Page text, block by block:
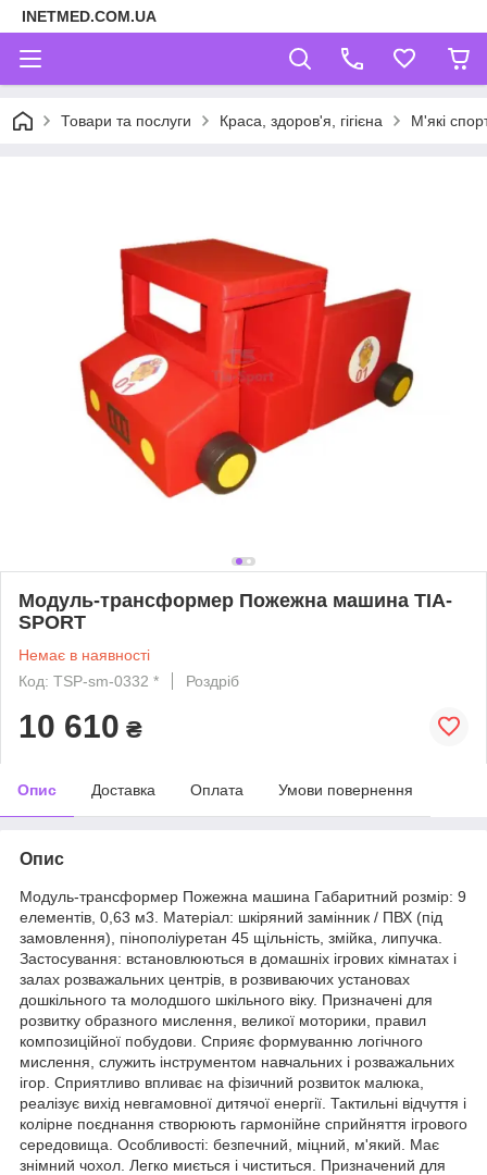
INETMED.COM.UA
Товари та послуги Краса, здоров'я, гігієна М'які
Модуль-трансформер Пожежна машина TIA-
SPORT
Немає в наявності
Код: TSP-sm-0332 *
Роздріб
10 610 ₴
Опис Доставка Оплата Умови повернення
Опис
Модуль-трансформер Пожежна машина Габаритний розмір: 9
елементів, 0,63 м3. Матеріал: шкіряний замінник / ПВХ (під
замовлення), пінополіуретан 45 щільність, змійка, липучка.
Застосування: встановлюються в домашніх ігрових кімнатах і
залах розважальних центрів, в розвиваючих установах
дошкільного та молодшого шкільного віку. Призначені для
розвитку образного мислення, великої моторики, правил
композиційної побудови. Сприяє формуванню логічного
мислення, служить інструментом навчальних і розважальних
ігор. Сприятливо впливає на фізичний розвиток малюка,
реалізує вихід невгамовної дитячої енергії. Тактильні відчуття і
колірне поєднання створюють гармонійне сприйняття ігрового
середовища. Особливості: безпечний, міцний, м'який. Має
знімний чохол. Легко миється і чиститься. Призначений для